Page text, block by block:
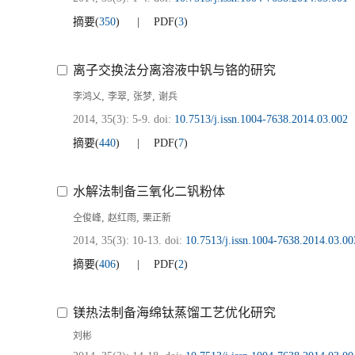
摘要(350) PDF(3)
离子交换法分离溶液中钒与铬的研究
李鸿乂, 李翠, 张梦, 谢兵
2014, 35(3): 5-9. doi: 10.7513/j.issn.1004-7638.2014.03.002
摘要(440) PDF(7)
水解法制备三氧化二钒粉体
仝俊峰, 赵红雨, 栗正新
2014, 35(3): 10-13. doi: 10.7513/j.issn.1004-
摘要(406) PDF(2)
镁热法制备海绵钛蒸馏工艺优化研究
刘彬